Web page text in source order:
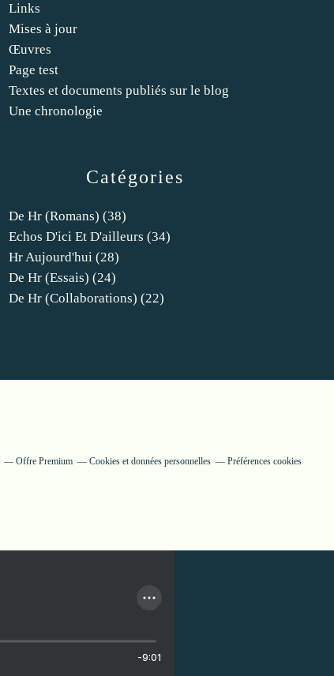
Catégories
De Hr (romans) (38)
Echos D'ici Et D'ailleurs (34)
Hr Aujourd'hui (28)
De Hr (essais) (24)
De Hr (collaborations) (22)
Links
Mises à jour
Œuvres
Page test
Textes et documents publiés sur le blog
Une chronologie
Offre Premium Cookies et données personnelles Préférences cookies
-9:01